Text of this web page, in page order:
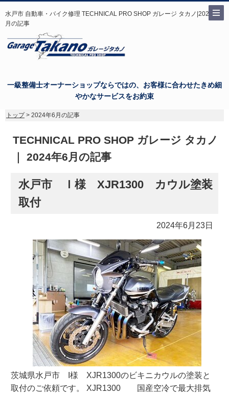
水戸市 自動車・バイク修理 TECHNICAL PRO SHOP ガレージ タカノ|2024年6
月の記事
一級整備士オーナーショップならではの、お客様に合わせたきめ細
やかなサービスをお約束
トップ> 2024年6月の記事
TECHNICAL PRO SHOP ガレージ タカノ
｜ 2024年6月の記事
水戸市 Ｉ様 XJR1300 カウル塗装
取付
2024年6月23日
茨城県水戸市 I様 XJR1300のビキニカウルの塗装と
取付のご依頼です。 XJR1300 国産空冷で最大排気